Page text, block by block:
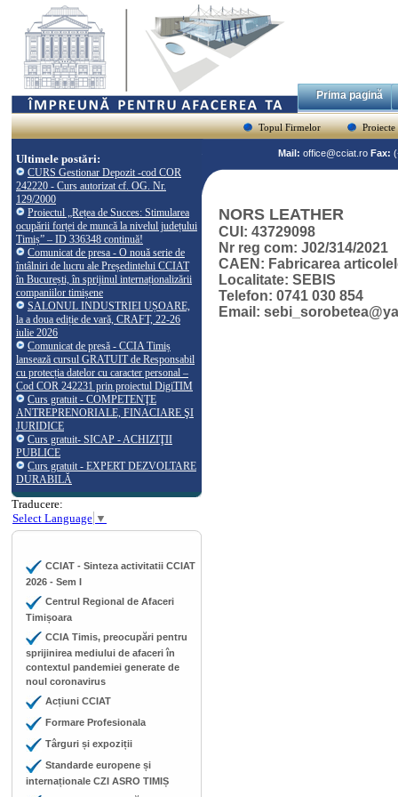
Prima pagină
Topul Firmelor Proiecte
Ultimele postări:
CURS Gestionar Depozit -cod COR
242220 - Curs autorizat cf. OG. Nr.
129/2000
Proiectul „Rețea de Succes: Stimularea
ocupării forței de muncă la nivelul județului
Timiș” – ID 336348 continuă!
Comunicat de presa - O nouă serie de
întâlniri de lucru ale Președintelui CCIAT
în București, în sprijinul internaționalizării
companiilor timișene
SALONUL INDUSTRIEI UȘOARE,
la a doua ediție de vară, CRAFT, 22-26
iulie 2026
Comunicat de presă - CCIA Timiș
lansează cursul GRATUIT de Responsabil
cu protecția datelor cu caracter personal –
Cod COR 242231 prin proiectul DigiTIM
Curs gratuit - COMPETENŢE
ANTREPRENORIALE, FINACIARE ŞI
JURIDICE
Curs gratuit- SICAP - ACHIZIŢII
PUBLICE
Curs gratuit - EXPERT DEZVOLTARE
DURABILĂ
Traducere:
Select Language ▼
CCIAT - Sinteza activitatii CCIAT
2026 - Sem I
Centrul Regional de Afaceri
Timișoara
CCIA Timis, preocupări pentru
sprijinirea mediului de afaceri în
contextul pandemiei generate de
noul coronavirus
Acțiuni CCIAT
Formare Profesionala
Târguri și expoziții
Standarde europene și
internaționale CZI ASRO TIMIȘ
Mail: office@cciat.ro Fax:
NORS LEATHER
CUI: 43729098
Nr reg com: J02/314/2021
CAEN: Fabricarea
Localitate: SEBIS
Telefon: 0741 030 854
Email: